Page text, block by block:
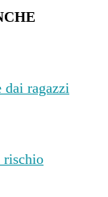
dai ragazzi
rischio